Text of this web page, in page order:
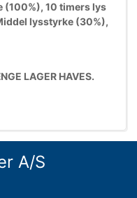
(100%), 10 timers lys
lysstyrke (30%),
LAGER HAVES.
A/S